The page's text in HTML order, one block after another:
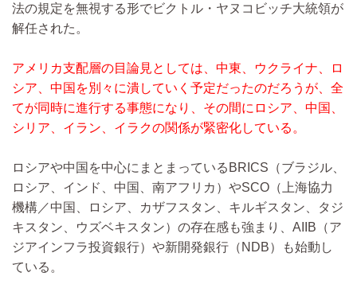
法の規定を無視する形でビクトル・ヤヌコビッチ大統領が
解任された。
アメリカ支配層の目論見としては、中東、ウクライナ、ロ
シア、中国を別々に潰していく予定だったのだろうが、全
てが同時に進行する事態になり、その間にロシア、中国、
シリア、イラン、イラクの関係が緊密化している。
ロシアや中国を中心にまとまっているBRICS（ブラジル、
ロシア、インド、中国、南アフリカ）やSCO（上海協力
機構／中国、ロシア、カザフスタン、キルギスタン、タジ
キスタン、ウズベキスタン）の存在感も強まり、AIIB（ア
ジアインフラ投資銀行）や新開発銀行（NDB）も始動し
ている。